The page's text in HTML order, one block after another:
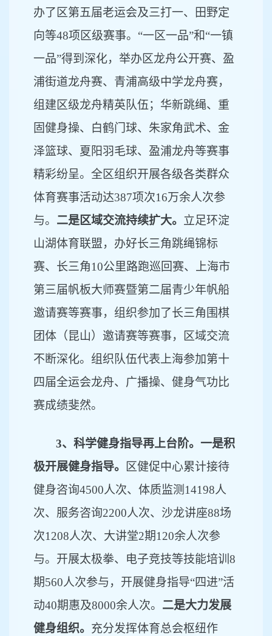
办了区第五届老运会及三打一、田野定
向等48项区级赛事。“一区一品”和“一镇
一品”得到深化，举办区龙舟公开赛、盈
浦街道龙舟赛、青浦高级中学龙舟赛，
组建区级龙舟精英队伍；华新跳绳、重
固健身操、白鹤门球、朱家角武术、金
泽篮球、夏阳羽毛球、盈浦龙舟等赛事
精彩纷呈。全区组织开展各级各类群众
体育赛事活动达387项次16万余人次参
与。 二是区域交流持续扩大。 立足环淀
山湖体育联盟，办好长三角跳绳锦标
赛、长三角10公里路跑巡回赛、上海市
第三届帆板大师赛暨第二届青少年帆船
邀请赛等赛事，组织参加了长三角围棋
团体（昆山）邀请赛等赛事，
区域交流
不断深化。组织队伍代表上海参加第十
四届全运会龙舟、广播操、健身气功比
赛成绩斐然。
3、科学健身指导再上台阶。一是积
极开展健身指导。
区健促中心累计接待
健身咨询4500人次、体质监测14198人
次、服务咨询2200人次、沙龙讲座88场
次1208人次、大讲堂2期120余人次参
与。开展太极拳、电子竞技等技能培训8
期560人次参与，开展健身指导“四进”活
动40期惠及8000余人次。 二是大力发展
健身组织。 充分发挥体育总会枢纽作